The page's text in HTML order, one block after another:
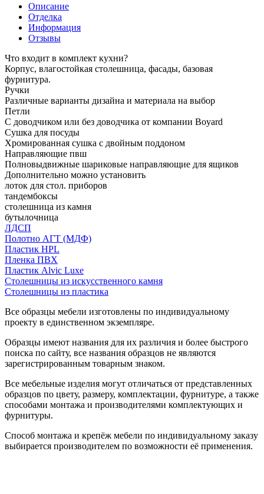
Описание
Отделка
Информация
Отзывы
Что входит в комплект кухни?
Корпус, влагостойкая столешница, фасады, базовая
фурнитура.
Ручки
Различные варианты дизайна и материала на выбор
Петли
С доводчиком или без доводчика от компании Boyard
Сушка для посуды
Хромированная сушка с двойным поддоном
Направляющие пвш
Полновыдвижные шариковые направляющие для ящиков
Дополнительно можно установить
лоток для стол. приборов
тандембоксы
столешница из камня
бутылочница
ЛДСП
Полотно АГТ (МДФ)
Пластик HPL
Пленка ПВХ
Пластик Alvic Luxe
Столешницы из искусственного камня
Столешницы из пластика
Все образцы мебели изготовлены по индивидуальному
проекту в единственном экземпляре.
Образцы имеют названия для их различия и более быстрого
поиска по сайту, все названия образцов не являются
зарегистрированным товарным знаком.
Все мебельные изделия могут отличаться от представленных
образцов по цвету, размеру, комплектации, фурнитуре, а также
способами монтажа и производителями комплектующих и
фурнитуры.
Способ монтажа и крепёж мебели по индивидуальному заказу
выбирается производителем по возможности её применения.